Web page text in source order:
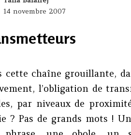
Posted
14 novembre 2007
cette chaîne grouillante,
l’obligation de
par niveaux de
? Pas de grands mots !